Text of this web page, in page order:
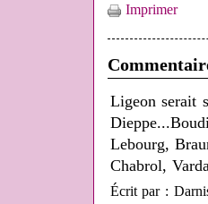
Imprimer
Ligeon serait
Lebourg,
Chabrol,
Écrit par :